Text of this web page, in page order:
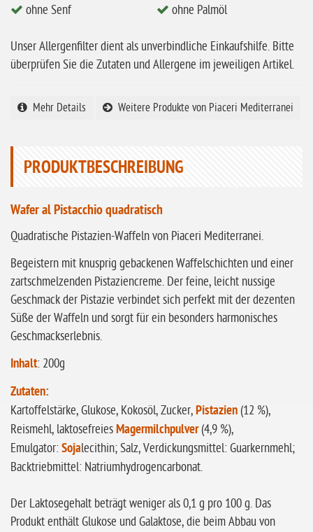
ohne Mais
ohne Senf
ohne Sesam
ohne Guarkernmehl
ohne Vanille
ohne Sellerie
glutenfrei
ohne
Sonnenblumen
ohne Palmöl
ohne Senf
ohne Palmöl
Unser Allergenfilter dient als unverbindliche Einkaufshilfe. Bitte
überprüfen Sie die Zutaten und Allergene im jeweiligen Artikel.
Mehr Details Weitere Produkte von Piaceri Mediterranei
PRODUKTBESCHREIBUNG
Wafer al Pistacchio quadratisch
Quadratische Pistazien-Waffeln von Piaceri Mediterranei.
Begeistern mit knusprig gebackenen Waffelschichten und einer
zartschmelzenden Pistaziencreme. Der feine, leicht nussige
Geschmack der Pistazie verbindet sich perfekt mit der dezenten
Süße der Waffeln und sorgt für ein besonders harmonisches
Geschmackserlebnis.
Inhalt: 200g
Zutaten:
Kartoffelstärke, Glukose, Kokosöl, Zucker,Pistazien (12 %),
Reismehl, laktosefreiesMagermilchpulver(4,9 %),
Emulgator:Sojalecithin; Salz, Verdickungsmittel: Guarkernmehl;
Backtriebmittel: Natriumhydrogencarbonat.
Der Laktosegehalt beträgt weniger als 0,1 g pro 100 g. Das
Produkt enthält Glukose und Galaktose, die beim Abbau von